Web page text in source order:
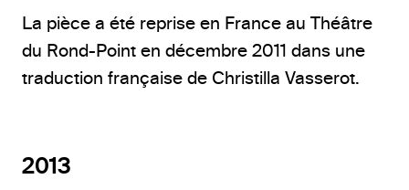
La pièce a été reprise en France au Théâtre
du Rond-Point en décembre 2011 dans une
traduction française de Christilla Vasserot.
2013